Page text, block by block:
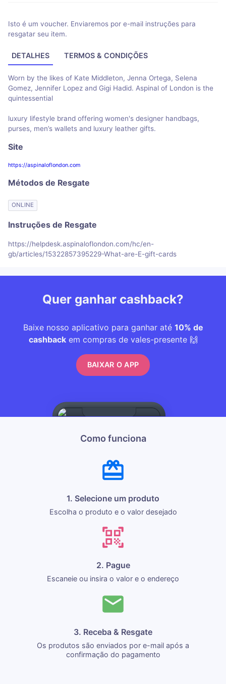
Isto é um voucher. Enviaremos por e-mail instruções para
resgatar seu item.
DETALHES TERMOS & CONDIÇÕES
Worn by the likes of Kate Middleton, Jenna Ortega, Selena
Gomez, Jennifer Lopez and Gigi Hadid. Aspinal of London is the
quintessential
luxury lifestyle brand offering women's designer handbags,
purses, men’s wallets and luxury leather gifts.
Site
https://aspinaloflondon.com
Métodos de Resgate
ONLINE
Instruções de Resgate
https://helpdesk.aspinaloflondon.com/hc/en-
gb/articles/15322857395229-What-are-E-gift-cards
Quer ganhar cashback?
Baixe nosso aplicativo para ganhar até 10% de
cashbackem compras de vales-presente 🙌
BAIXAR O APP
Como funciona
1. Selecione um produto
Escolha o produto e o valor desejado
2. Pague
Escaneie ou insira o valor e o endereço
3. Receba & Resgate
Os produtos são enviados por e-mail após a
confirmação do pagamento